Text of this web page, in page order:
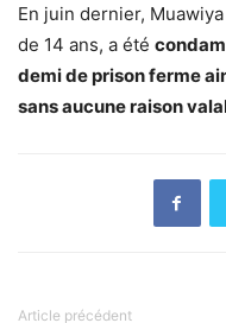
En juin dernier,
de 14 ans, a été
demi de prison ferme
sans aucune raison
Article précédent